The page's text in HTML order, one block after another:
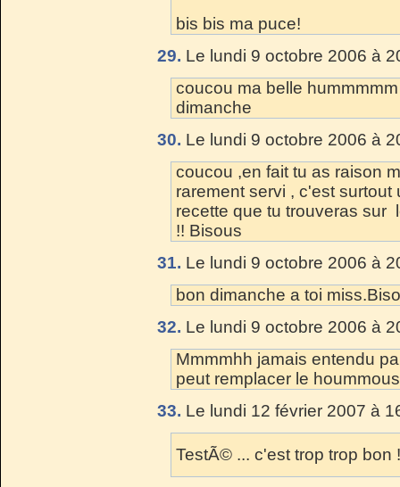
bis bis ma puce!
29. Le lundi 9 octobre 2006 à
coucou ma belle
dimanche
30. Le lundi 9 octobre 2006 à
coucou ,en fait tu as raison
rarement servi , c'est
recette que tu trouveras sur
!! Bisous
31. Le lundi 9 octobre 2006 à
bon dimanche a toi
32. Le lundi 9 octobre 2006 à
Mmmmhh jamais entendu
peut remplacer le
33. Le lundi 12 février 2007 à
TestÃ© ... c'est trop trop bon